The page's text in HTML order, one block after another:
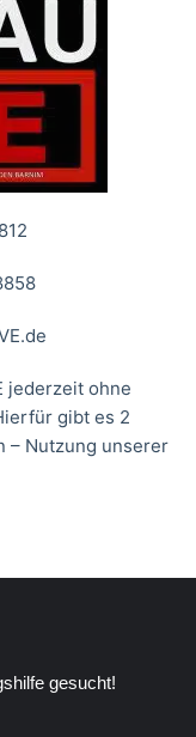
jederzeit ohne
gibt es 2
– Nutzung unserer
gesucht!